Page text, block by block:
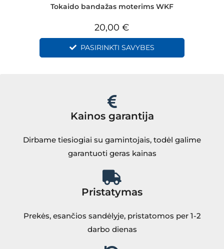
Tokaido bandažas moterims WKF
20,00€
PASIRINKTI SAVYBES
Kainos garantija
Dirbame tiesiogiai su gamintojais, todėl galime
garantuoti geras kainas
Pristatymas
Prekės, esančios sandėlyje, pristatomos per 1-2
darbo dienas